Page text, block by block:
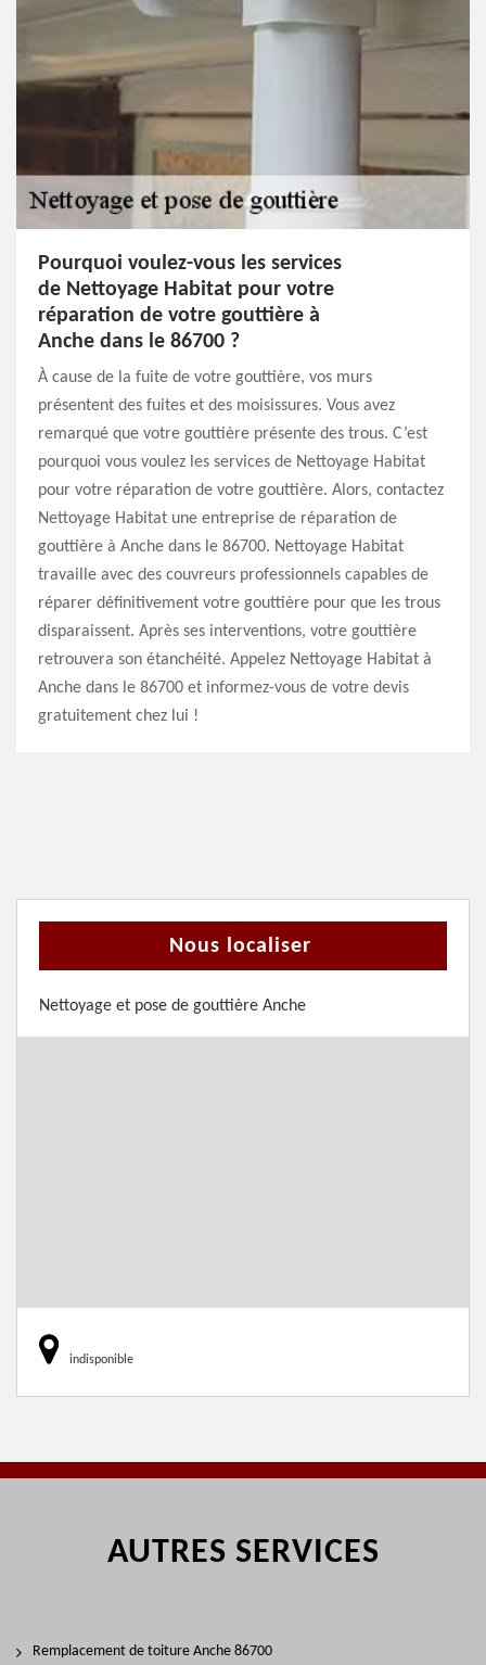
Pourquoi voulez-vous les services
de Nettoyage Habitat pour votre
réparation de votre gouttière à
Anche dans le 86700 ?
À cause de la fuite de votre gouttière, vos murs
présentent des fuites et des moisissures. Vous avez
remarqué que votre gouttière présente des trous. C’est
pourquoi vous voulez les services de Nettoyage Habitat
pour votre réparation de votre gouttière. Alors, contactez
Nettoyage Habitat une entreprise de réparation de
gouttière à Anche dans le 86700. Nettoyage Habitat
travaille avec des couvreurs professionnels capables de
réparer définitivement votre gouttière pour que les trous
disparaissent. Après ses interventions, votre gouttière
retrouvera son étanchéité. Appelez Nettoyage Habitat à
Anche dans le 86700 et informez-vous de votre devis
gratuitement chez lui !
Nous localiser
Nettoyage et pose de gouttière Anche
indisponible
AUTRES SERVICES
Remplacement de toiture Anche 86700